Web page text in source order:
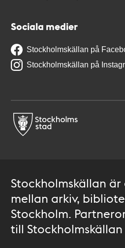
Sociala medier
Stockholmskällan på
Stockholmskällan på
Stockholmskällan
mellan arkiv,
Stockholm.
till Stockholmskällan